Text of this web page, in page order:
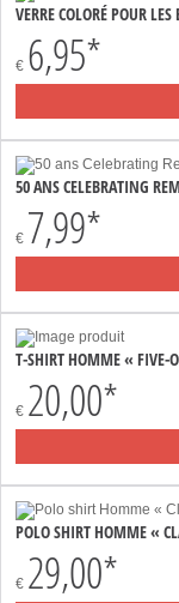
VERRE COLORÉ POUR
€ 6,95*
50 ANS CELEBRATING
€ 7,99*
T-SHIRT HOMME « FIVE-
€ 20,00*
POLO SHIRT HOMME «
€ 29,00*